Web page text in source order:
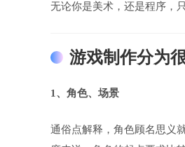
无论你是美术，还是程序，
游戏制作分为
1、角色、场景
通俗点解释，角色顾名思义